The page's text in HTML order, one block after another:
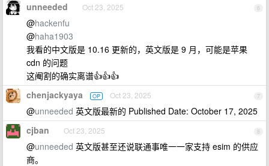
6
unneeded Oct 23, 2025
@hackenfu
@haha1903
我看的中文版是 10.16 更新的，英文版是 9 月，可能是苹果
cdn 的问题
这阉割的确实离谱👍👍👍
7
chenjackyaya OP Oct 23, 2025
@unneeded 英文版最新的 Published Date: October 17, 2025
8
cjban Oct 23, 2025
@unneeded 英文版甚至还说联通事唯一一家支持 esim 的供应
商。